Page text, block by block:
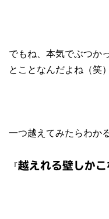
でもね、本気でぶつか
とことなんだよね（笑）
一つ越えてみたらわか
『越えれる壁しかこ